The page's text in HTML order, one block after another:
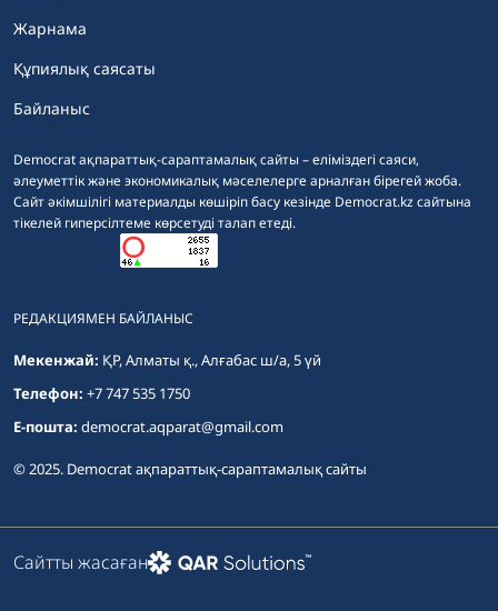
Democrat ақпараттық-сараптамалық сайты – еліміздегі саяси,
әлеуметтік және экономикалық мәселелерге арналған бірегей жоба.
Сайт әкімшілігі материалды көшіріп басу кезінде Democrat.kz сайтына
тікелей гиперсілтеме көрсетуді талап етеді.
Жарнама
Құпиялық саясаты
Байланыс
РЕДАКЦИЯМЕН БАЙЛАНЫС
Мекенжай: ҚР, Алматы қ., Алғабас ш/а, 5 үй
Телефон: +7 747 535 1750
E-пошта: democrat.aqparat@gmail.com
© 2025. Democrat ақпараттық-сараптамалық сайты
Сайтты жасаған